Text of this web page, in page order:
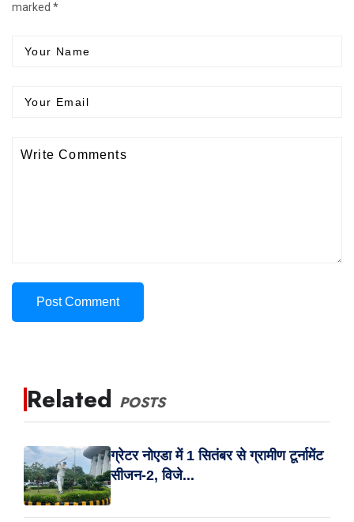
marked *
Post Comment
Related POSTS
ग्रेटर नोएडा में 1 सितंबर से ग्रामीण टूर्नामेंट
सीजन-2, विजे...